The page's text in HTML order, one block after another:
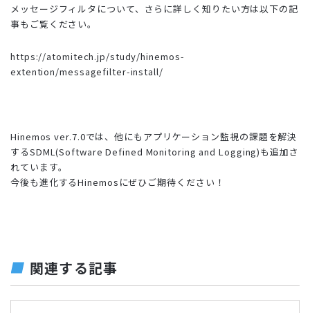
メッセージフィルタについて、さらに詳しく知りたい方は以下の記
事もご覧ください。
https://atomitech.jp/study/hinemos-
extention/messagefilter-install/
Hinemos ver.7.0では、他にもアプリケーション監視の課題を解決
するSDML(Software Defined Monitoring and Logging)も追加さ
れています。
今後も進化するHinemosにぜひご期待ください！
関連する記事